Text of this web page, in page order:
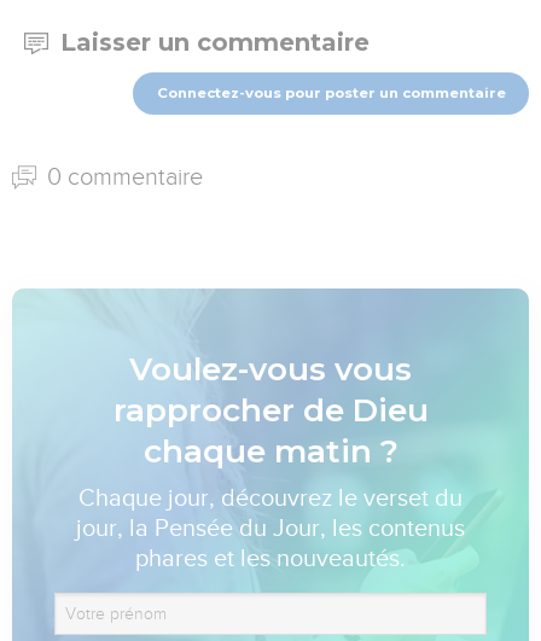
Laisser un commentaire
Connectez-vous pour poster un commentaire
0 commentaire
Voulez-vous vous
rapprocher de Dieu
chaque matin ?
Chaque jour, découvrez le verset du
jour, la Pensée du Jour, les contenus
phares et les nouveautés.